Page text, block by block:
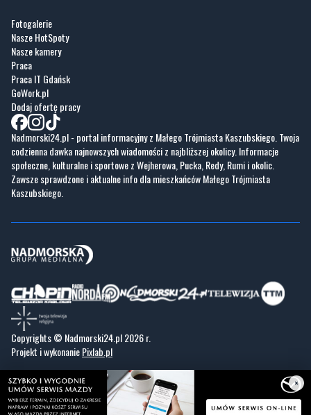
Praca IT Gdańsk
GoWork.pl
Dodaj ofertę pracy
Nadmorski24.pl - portal informacyjny z Małego Trójmiasta Kaszubskiego. Twoja
codzienna dawka najnowszych wiadomości z najbliższej okolicy. Informacje
społeczne, kulturalne i sportowe z Wejherowa, Pucka, Redy, Rumi i okolic.
Zawsze sprawdzone i aktualne info dla mieszkańców Małego Trójmiasta
Kaszubskiego.
Copyrights © Nadmorski24.pl 2026 r.
Projekt i wykonaniePixlab.pl
×